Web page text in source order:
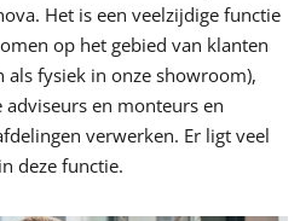
Het is een veelzijdige functie
op het gebied van klanten
als fysiek in onze showroom),
en monteurs en
verwerken. Er ligt veel
deze functie.